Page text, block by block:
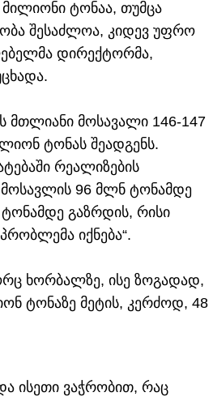
ტონაა, თუმცა
შესაძლოა, კიდევ უფრო
დირექტორმა,
მთლიანი მოსავალი 146-147
ტონას შეადგენს.
რეალიზების
96 მლნ ტონამდე
გაზრდის, რისი
იქნება“.
ხორბალზე, ისე ზოგადად,
ტონაზე მეტის, კერძოდ, 48
ისეთი ვაჭრობით, რაც